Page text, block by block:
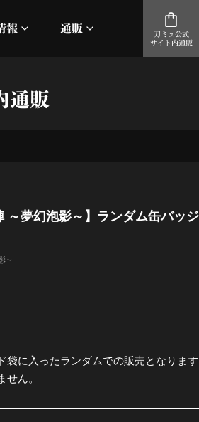
ビー
報
清光 単騎出陣 極
なる夜半の寝ざめ
年記念 乱舞博覧会
スコグラフィー
通販
刀ミュ公式
サイト内通販
通販
～夢幻泡影～】ランダム缶バッ
～
袋に入ったランダムでの販売となりま
せん。